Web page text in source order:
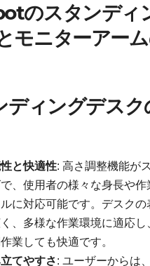
のスタンディ
モニターアー
ディングデスク
と快適性: 高さ調整機能が
、使用者の様々な身長や作
に対応可能です。デスクの
、多様な作業環境に適応し
業しても快適です。
てやすさ: ユーザーからは